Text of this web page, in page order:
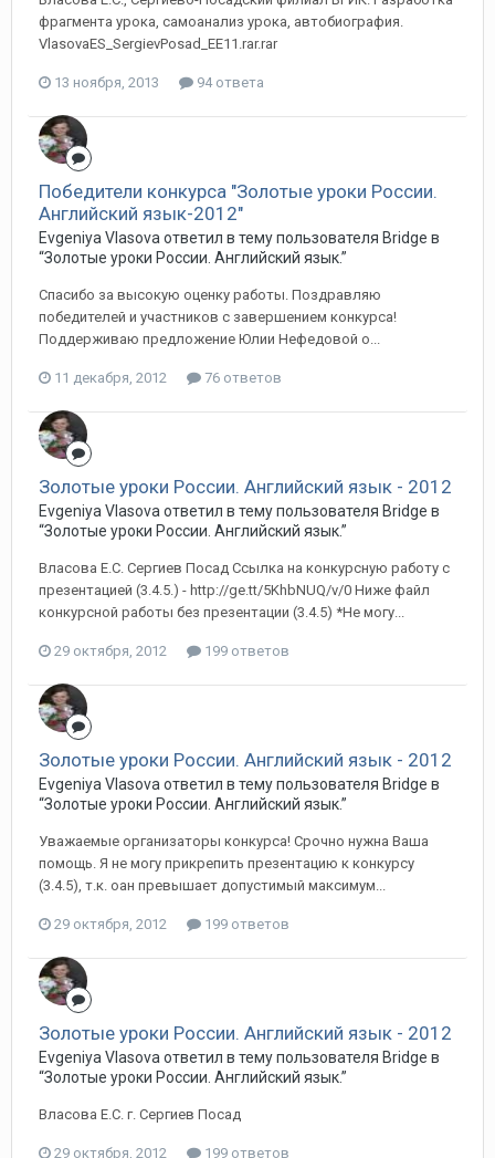
фрагмента урока, самоанализ урока, автобиография.
VlasovaES_SergievPosad_EE11.rar.rar
13 ноября, 2013 94 ответа
Победители конкурса "Золотые уроки России.
Английский язык-2012"
Evgeniya Vlasova ответил в тему пользователя Bridge в
“Золотые уроки России. Английский язык.”
Спасибо за высокую оценку работы. Поздравляю
победителей и участников с завершением конкурса!
Поддерживаю предложение Юлии Нефедовой о...
11 декабря, 2012 76 ответов
Золотые уроки России. Английский язык - 2012
Evgeniya Vlasova ответил в тему пользователя Bridge в
“Золотые уроки России. Английский язык.”
Власова Е.С. Сергиев Посад Ссылка на конкурсную работу с
презентацией (3.4.5.) - http://ge.tt/5KhbNUQ/v/0 Ниже файл
конкурсной работы без презентации (3.4.5) *Не могу...
29 октября, 2012 199 ответов
Золотые уроки России. Английский язык - 2012
Evgeniya Vlasova ответил в тему пользователя Bridge в
“Золотые уроки России. Английский язык.”
Уважаемые организаторы конкурса! Срочно нужна Ваша
помощь. Я не могу прикрепить презентацию к конкурсу
(3.4.5), т.к. оан превышает допустимый максимум...
29 октября, 2012 199 ответов
Золотые уроки России. Английский язык - 2012
Evgeniya Vlasova ответил в тему пользователя Bridge в
“Золотые уроки России. Английский язык.”
Власова Е.С. г. Сергиев Посад
29 октября, 2012 199 ответов